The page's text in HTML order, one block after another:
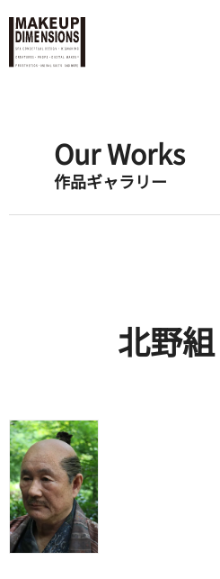
Our Works
作品ギャラリー
北野組